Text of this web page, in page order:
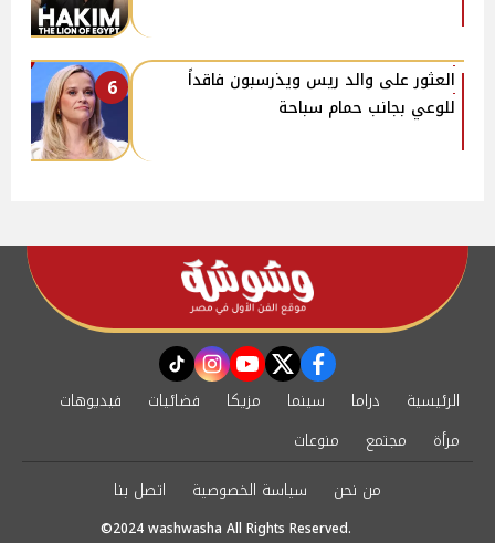
6
العثور على والد ريس ويذرسبون فاقداً
للوعي بجانب حمام سباحة
facebook
twitter
youtube
instagram
tiktok
الرئيسية دراما سينما مزيكا فضائيات
فيديوهات
مرأة
مجتمع
منوعات
من نحن
سياسة الخصوصية اتصل بنا
©2024 washwasha All Rights Reserved.